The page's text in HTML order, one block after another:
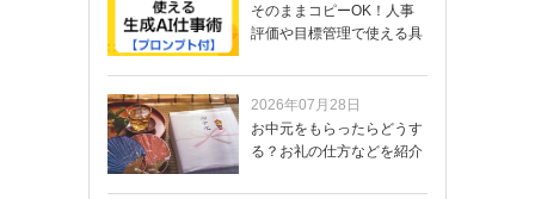
そのままコピーOK！人事
評価や目標管理で使える具
2026年07月28日
お中元をもらったらどうす
る？お礼の仕方などを紹介